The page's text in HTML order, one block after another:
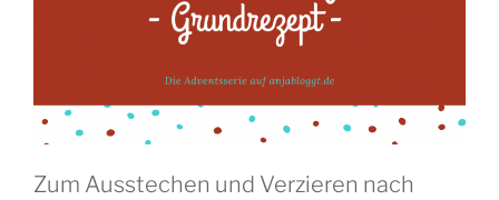
Zum Ausstechen und Verzieren nach